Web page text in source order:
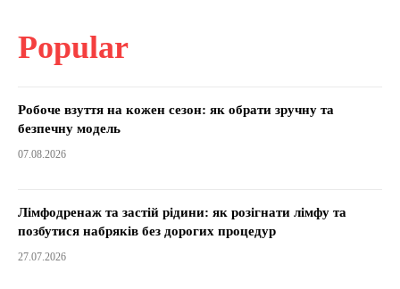
Popular
Робоче взуття на кожен сезон: як обрати зручну та
безпечну модель
07.08.2026
Лімфодренаж та застій рідини: як розігнати лімфу та
позбутися набряків без дорогих процедур
27.07.2026